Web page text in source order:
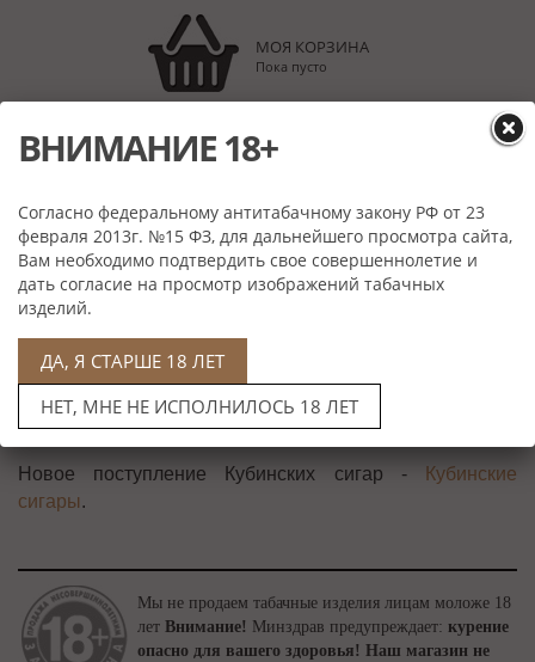
МОЯ КОРЗИНА
Пока пусто
КАТАЛОГ
Магазин сигар › Статьи
НОВОЕ ПОСТУПЛЕНИЕ
КУБИНСКИХ СИГАР
18.01.2024
Новое поступление Кубинских сигар -
Кубинские
сигары.
Мы не продаем табачные изделия лицам моложе 18
лет Внимание! Минздрав предупреждает: курение
опасно для вашего здоровья! Наш магазин не
ВНИМАНИЕ 18+
Согласно федеральному антитабачному закону РФ от 23
февраля 2013г. №15 ФЗ, для дальнейшего просмотра сайта,
Вам необходимо подтвердить свое совершеннолетие и
дать согласие на просмотр изображений табачных
изделий.
ДА, Я СТАРШЕ 18 ЛЕТ
НЕТ, МНЕ НЕ ИСПОЛНИЛОСЬ 18 ЛЕТ